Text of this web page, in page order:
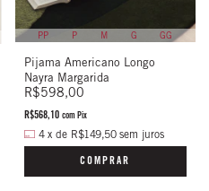
PP P M G GG
Pijama Americano Longo
Nayra Margarida
R$598,00
R$568,10 com Pix
4 x de R$149,50 sem juros
COMPRAR